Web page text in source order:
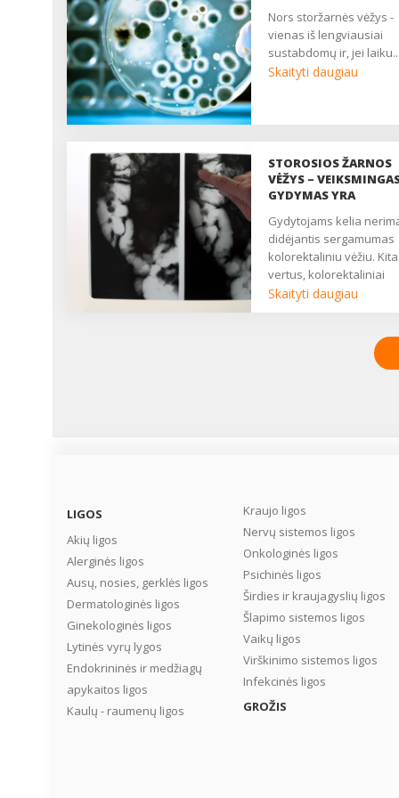
prevencijos
nors storžarnės vėžys -
vienas iš lengviausiai
sustabdomų ir, jei
Skaityti daugiau
STOROSIOS ŽARNOS
VĖŽYS –
GYDYMAS YRA
Gydytojams kelia nerimą
didėjantis sergamumas
kolorektaliniu vėžiu. Kita
vertus, kolorektaliniai
navikai laikomi vienais
Kovo mėnuo buvo
šios lokalizacijos vėžio
Skaityti daugiau
LIGOS
Akių ligos
Alerginės ligos
Ausų, nosies, gerklės ligos
Dermatologinės ligos
Ginekologinės ligos
Lytinės vyrų lygos
Endokrininės ir medžiagų
apykaitos ligos
Kaulų - raumenų ligos
Kraujo ligos
Nervų sistemos ligos
Onkologinės ligos
Psichinės ligos
Širdies ir kraujagyslių ligos
Šlapimo sistemos ligos
Vaikų ligos
Virškinimo sistemos ligos
Infekcinės ligos
GROŽIS